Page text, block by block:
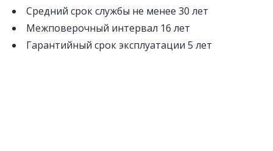
Средний срок службы не менее 30 лет
Межповерочный интервал 16 лет
Гарантийный срок эксплуатации 5 лет